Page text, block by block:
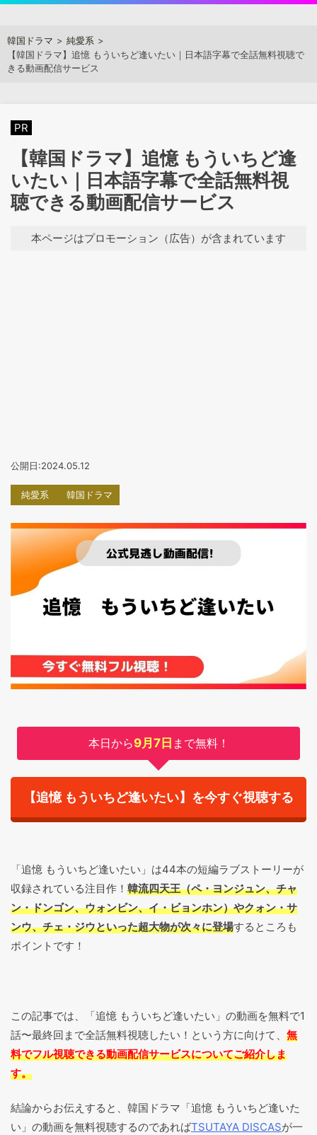
content
アジアンステージ
韓国ドラマ
純愛系
【韓国ドラマ】追憶 もういちど逢いたい｜日本語字幕で全話無料視聴で
きる動画配信サービス
PR
【韓国ドラマ】追憶 もういちど逢
いたい｜日本語字幕で全話無料視
聴できる動画配信サービス
本ページはプロモーション（広告）が含まれています
公開日:2024.05.12
純愛系 韓国ドラマ
本日から9月7日 まで無料！
【追憶 もういちど逢いたい】を今すぐ視聴する
「追憶 もういちど逢いたい」は44本の短編ラブストーリーが
収録されている注目作！ 韓流四天王（ペ・ヨンジュン、チャ
ン・ドンゴン、ウォンビン、イ・ビョンホン）やクォン・サ
ンウ、チェ・ジウといった超大物が次々に登場するところも
ポイントです！
この記事では、「追憶 もういちど逢いたい」の動画を無料で1
話〜最終回まで全話無料視聴したい！という方に向けて、 無
料でフル視聴できる動画配信サービスについてご紹介しま
す。
結論からお伝えすると、韓国ドラマ「追憶 もういちど逢いた
い」の動画を無料視聴するのであればTSUTAYA DISCASが一